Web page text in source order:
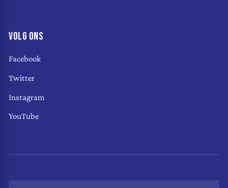
VOLG ONS
Facebook
Twitter
Instagram
YouTube